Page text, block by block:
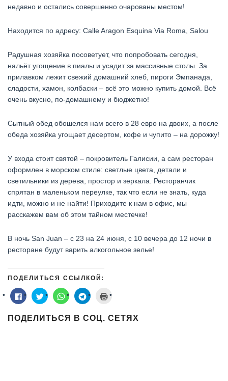
недавно и остались совершенно очарованы местом!
Находится по адресу: Calle Aragon Esquina Via Roma, Salou
Радушная хозяйка посоветует, что попробовать сегодня,
нальёт угощение в пиалы и усадит за массивные столы. За
прилавком лежит свежий домашний хлеб, пироги Эмпанада,
сладости, хамон, колбаски – всё это можно купить домой. Всё
очень вкусно, по-домашнему и бюджетно!
Сытный обед обошелся нам всего в 28 евро на двоих, а после
обеда хозяйка угощает десертом, кофе и чупито – на дорожку!
У входа стоит святой – покровитель Галисии, а сам ресторан
оформлен в морском стиле: светлые цвета, детали и
светильники из дерева, простор и зеркала. Ресторанчик
спрятан в маленьком переулке, так что если не знать, куда
идти, можно и не найти! Приходите к нам в офис, мы
расскажем вам об этом тайном местечке!
В ночь San Juan – с 23 на 24 июня, с 10 вечера до 12 ночи в
ресторане будут варить алкогольное зелье!
ПОДЕЛИТЬСЯ ССЫЛКОЙ:
Нажмите
здесь,
чтобы
контентом
на
Нажмите,
чтобы
поделиться
Twitter
Нажмите,
чтобы
поделиться
WhatsApp
(Открывается
Нажмите,
чтобы
Telegram
(Открывается
Нажмите
в
ПОДЕЛИТЬСЯ В СОЦ. СЕТЯХ